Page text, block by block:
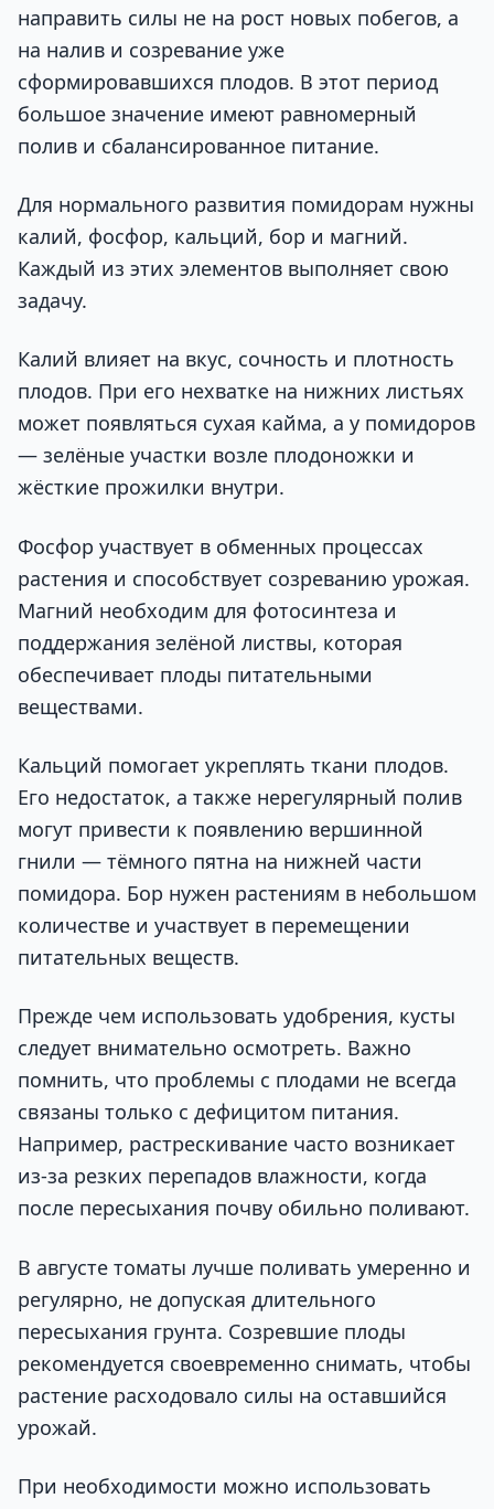
направить силы не на рост новых побегов, а
на налив и созревание уже
сформировавшихся плодов. В этот период
большое значение имеют равномерный
полив и сбалансированное питание.
Для нормального развития помидорам нужны
калий, фосфор, кальций, бор и магний.
Каждый из этих элементов выполняет свою
задачу.
Калий влияет на вкус, сочность и плотность
плодов. При его нехватке на нижних листьях
может появляться сухая кайма, а у помидоров
— зелёные участки возле плодоножки и
жёсткие прожилки внутри.
Фосфор участвует в обменных процессах
растения и способствует созреванию урожая.
Магний необходим для фотосинтеза и
поддержания зелёной листвы, которая
обеспечивает плоды питательными
веществами.
Кальций помогает укреплять ткани плодов.
Его недостаток, а также нерегулярный полив
могут привести к появлению вершинной
гнили — тёмного пятна на нижней части
помидора. Бор нужен растениям в небольшом
количестве и участвует в перемещении
питательных веществ.
Прежде чем использовать удобрения, кусты
следует внимательно осмотреть. Важно
помнить, что проблемы с плодами не всегда
связаны только с дефицитом питания.
Например, растрескивание часто возникает
из-за резких перепадов влажности, когда
после пересыхания почву обильно поливают.
В августе томаты лучше поливать умеренно и
регулярно, не допуская длительного
пересыхания грунта. Созревшие плоды
рекомендуется своевременно снимать, чтобы
растение расходовало силы на оставшийся
урожай.
При необходимости можно использовать